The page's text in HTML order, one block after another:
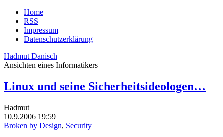
Home
RSS
Impressum
Datenschutzerklärung
Hadmut Danisch
Ansichten eines Informatikers
Linux und seine Sicherheitsideologen…
Hadmut
10.9.2006 19:59
Broken by Design, Security